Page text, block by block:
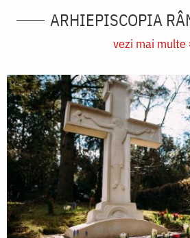
ARHIEPISCOPIA
vezi mai multe